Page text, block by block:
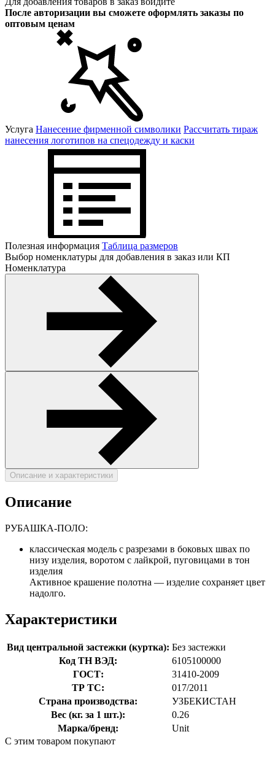
После авторизации вы сможете оформлять заказы по
оптовым ценам
Услуга Нанесение фирменной символики Рассчитать тираж
нанесения логотипов на спецодежду и каски
Полезная информация Таблица размеров
Выбор номенклатуры для добавления в заказ или КП
Номенклатура
Описание и характеристики
Описание
РУБАШКА-ПОЛО:
классическая модель с разрезами в боковых швах по
низу изделия, воротом с лайкрой, пуговицами в тон
изделия
Активное крашение полотна — изделие сохраняет цвет
надолго.
Характеристики
Вид центральной застежки (куртка): Без застежки
Код ТН ВЭД:
6105100000
ГОСТ:
31410-2009
ТР ТС:
017/2011
Страна производства:
УЗБЕКИСТАН
Вес (кг. за 1 шт.):
0.26
Марка/бренд:
Unit
С этим товаром покупают